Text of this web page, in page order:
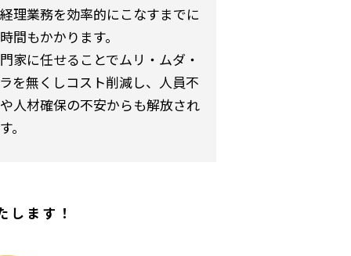
理業務を効率的にこなすまでに
間もかかります。
家に任せることでムリ・ムダ・
を無くしコスト削減し、人員不
人材確保の不安からも解放され
。
ます！